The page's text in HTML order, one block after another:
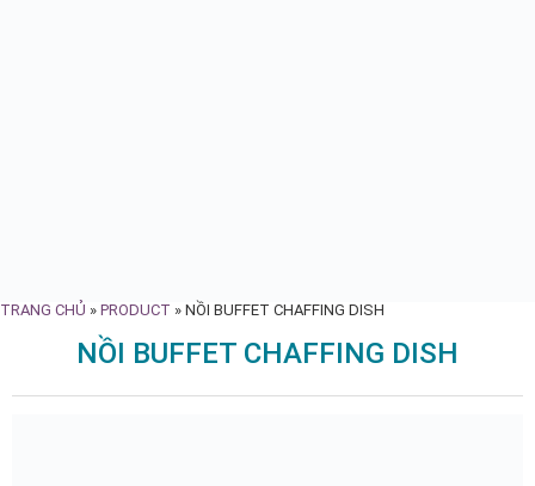
TRANG CHỦ » PRODUCT » NỒI BUFFET CHAFFING DISH
NỒI BUFFET CHAFFING DISH